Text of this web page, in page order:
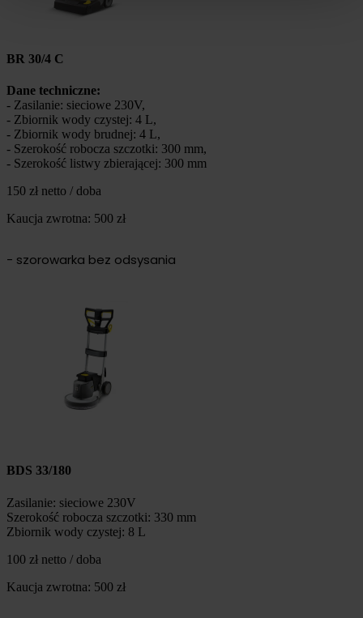
BR 30/4 C
Dane techniczne:
- Zasilanie: sieciowe 230V,
- Zbiornik wody czystej: 4 L,
- Zbiornik wody brudnej: 4 L,
- Szerokość robocza szczotki: 300 mm,
- Szerokość listwy zbierającej: 300 mm
150 zł netto / doba
Kaucja zwrotna: 500 zł
- szorowarka bez odsysania
BDS 33/180
Zasilanie: sieciowe 230V
Szerokość robocza szczotki: 330 mm
Zbiornik wody czystej: 8 L
100 zł netto / doba
Kaucja zwrotna: 500 zł